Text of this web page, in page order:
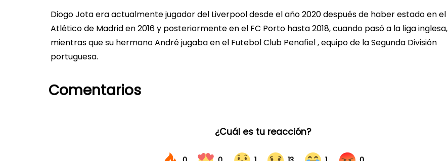
Diogo Jota era actualmente jugador del Liverpool desde el año 2020 después de haber estado en el
Atlético de Madrid en 2016 y posteriormente en el FC Porto hasta 2018, cuando pasó a la liga inglesa,
mientras que su hermano André jugaba en el Futebol Club Penafiel , equipo de la Segunda División
portuguesa.
Comentarios